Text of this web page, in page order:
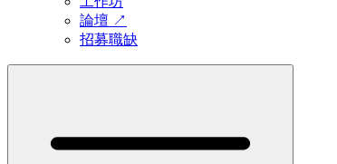
論壇 ↗
招募職缺